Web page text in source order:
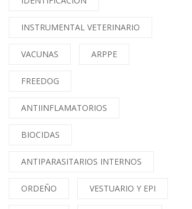
INSTRUMENTAL VETERINARIO
VACUNAS ARPPE
FREEDOG
ANTIINFLAMATORIOS
BIOCIDAS
ANTIPARASITARIOS INTERNOS
ORDEÑO VESTUARIO Y EPI